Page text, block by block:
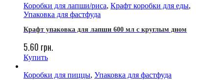
Коробки для лапши/риса, Крафт коробки для еды,
Упаковка для фастфуда
Крафт упаковка для лапши 600 мл с круглым дном
5.60 грн.
Купить
Коробки для пиццы, Упаковка для фастфуда